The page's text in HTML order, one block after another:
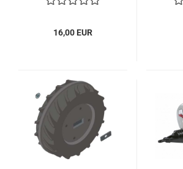
16,00 EUR